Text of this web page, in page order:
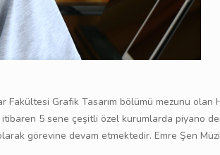
Grafik Tasarım bölümü mezunu olan
itibaren 5 sene çeşitli özel kurumlarda piyano
görevine devam etmektedir. Emre Şen